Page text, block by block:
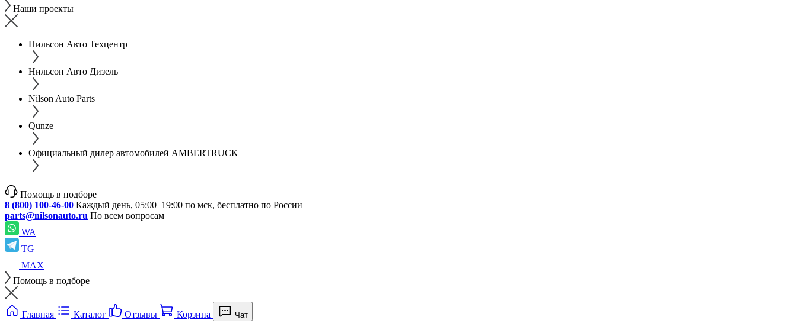
Наши проекты
Нильсон Авто Техцентр
Нильсон Авто Дизель
Nilson Auto Parts
Qunze
Официальный дилер автомобилей AMBERTRUCK
Помощь в подборе
8 (800) 100-46-00 Каждый день, 05:00–19:00 по мск, бесплатно по России
parts@nilsonauto.ru По всем вопросам
WA
TG
MAX
Помощь в подборе
Главная Каталог Отзывы Корзина Чат